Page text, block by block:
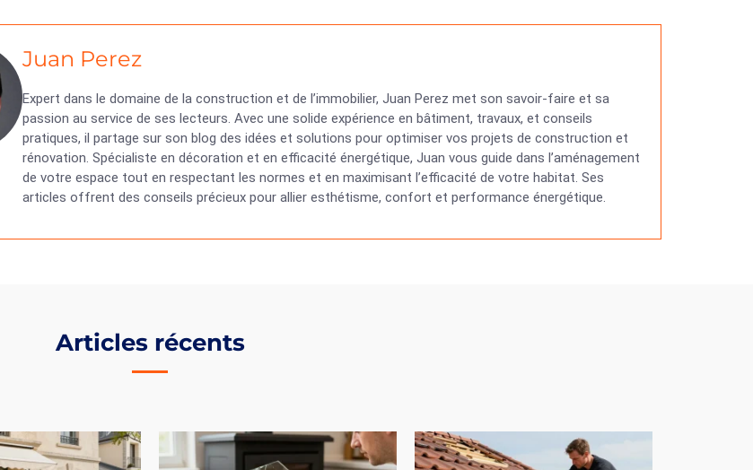
Juan Perez
Expert dans le domaine de la construction et de l’immobilier, Juan Perez met son savoir-faire et sa
passion au service de ses lecteurs. Avec une solide expérience en bâtiment, travaux, et conseils
pratiques, il partage sur son blog des idées et solutions pour optimiser vos projets de construction et
rénovation. Spécialiste en décoration et en efficacité énergétique, Juan vous guide dans l’aménagement
de votre espace tout en respectant les normes et en maximisant l’efficacité de votre habitat. Ses
articles offrent des conseils précieux pour allier esthétisme, confort et performance énergétique.
Articles récents